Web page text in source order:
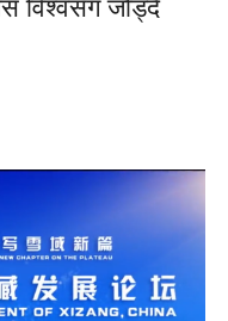
विश्वसँग जोड्दै